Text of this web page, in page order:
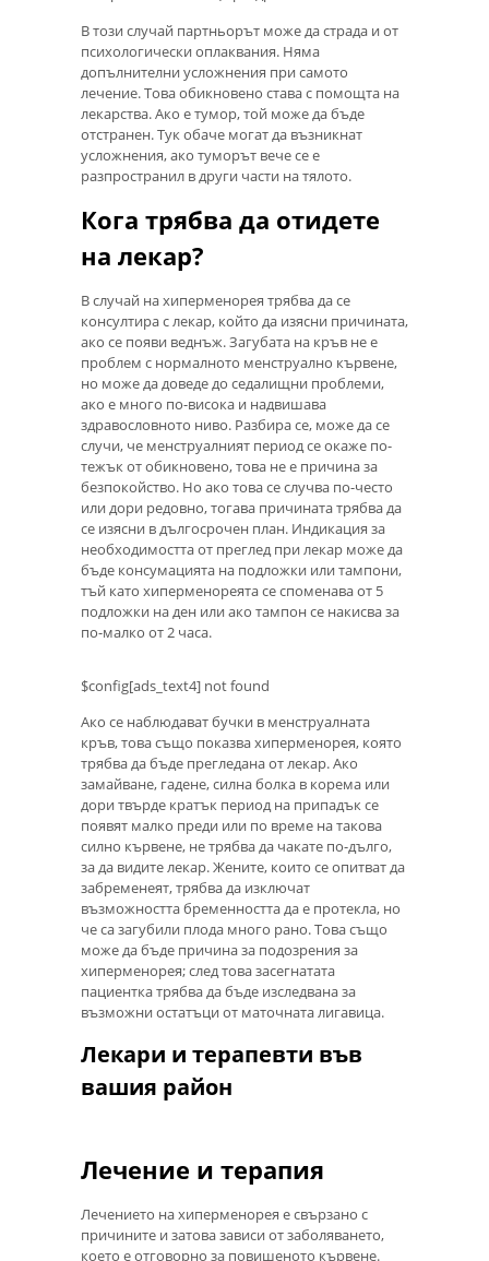
В този случай партньорът може да страда и от
психологически оплаквания. Няма
допълнителни усложнения при самото
лечение. Това обикновено става с помощта на
лекарства. Ако е тумор, той може да бъде
отстранен. Тук обаче могат да възникнат
усложнения, ако туморът вече се е
разпространил в други части на тялото.
Кога трябва да отидете
на лекар?
В случай на хиперменорея трябва да се
консултира с лекар, който да изясни причината,
ако се появи веднъж. Загубата на кръв не е
проблем с нормалното менструално кървене,
но може да доведе до седалищни проблеми,
ако е много по-висока и надвишава
здравословното ниво. Разбира се, може да се
случи, че менструалният период се окаже по-
тежък от обикновено, това не е причина за
безпокойство. Но ако това се случва по-често
или дори редовно, тогава причината трябва да
се изясни в дългосрочен план. Индикация за
необходимостта от преглед при лекар може да
бъде консумацията на подложки или тампони,
тъй като хиперменореята се споменава от 5
подложки на ден или ако тампон се накисва за
по-малко от 2 часа.
$config[ads_text4] not found
Ако се наблюдават бучки в менструалната
кръв, това също показва хиперменорея, която
трябва да бъде прегледана от лекар. Ако
замайване, гадене, силна болка в корема или
дори твърде кратък период на припадък се
появят малко преди или по време на такова
силно кървене, не трябва да чакате по-дълго,
за да видите лекар. Жените, които се опитват да
забременеят, трябва да изключат
възможността бременността да е протекла, но
че са загубили плода много рано. Това също
може да бъде причина за подозрения за
хиперменорея; след това засегнатата
пациентка трябва да бъде изследвана за
възможни остатъци от маточната лигавица.
Лекари и терапевти във
вашия район
Лечение и терапия
Лечението на хиперменорея е свързано с
причините и затова зависи от заболяването,
което е отговорно за повишеното кървене.